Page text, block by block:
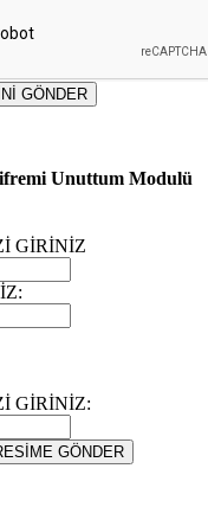
GÖNDER
Unuttum Modulü
GİRİNİZ
GİRİNİZ:
GÖNDER